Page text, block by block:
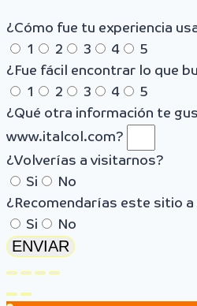
¿Cómo fue tu experiencia
1
2 3 4
5
¿Fue fácil encontrar lo que
1
2 3 4
5
¿Qué otra información te
www.italcol.com?
¿Volverías a visitarnos?
Si
No
¿Recomendarías este sitio
Si
No
ENVIAR